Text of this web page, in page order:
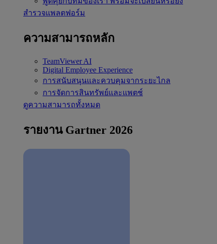
สำรวจแพลตฟอร์ม
ความสามารถหลัก
TeamViewer AI
Digital Employee Experience
การสนับสนุนและควบคุมจากระยะไกล
การจัดการสินทรัพย์และแพตช์
ดูความสามารถทั้งหมด
รายงาน Gartner 2026